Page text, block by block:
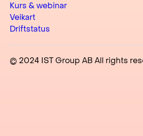
Kurs & webinar
Veikart
Driftstatus
© 2024 IST Group AB All rights